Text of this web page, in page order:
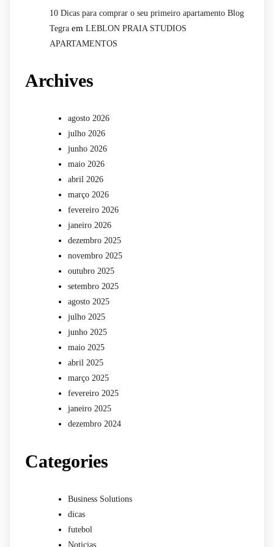
10 Dicas para comprar o seu primeiro apartamento Blog
Tegra em LEBLON PRAIA STUDIOS
APARTAMENTOS
Archives
agosto 2026
julho 2026
junho 2026
maio 2026
abril 2026
março 2026
fevereiro 2026
janeiro 2026
dezembro 2025
novembro 2025
outubro 2025
setembro 2025
agosto 2025
julho 2025
junho 2025
maio 2025
abril 2025
março 2025
fevereiro 2025
janeiro 2025
dezembro 2024
Categories
Business Solutions
dicas
futebol
Noticias